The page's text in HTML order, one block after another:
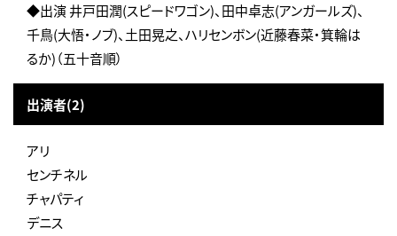
◆出演 井戸田潤(スピードワゴン)、田中卓志(アンガールズ)、
千鳥(大悟・ノブ)、土田晃之、ハリセンボン(近藤春菜・箕輪は
るか)（五十音順）
出演者(2)
アリ
センチネル
チャパティ
デニス